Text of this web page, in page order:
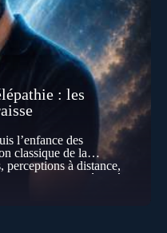
: les
l’enfance des
classique de la
perceptions à distance,
ces phénomènes
l’espace, le temps… et